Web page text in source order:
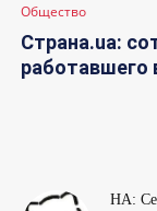
Общество
Страна.ua:
работавшего
НА: